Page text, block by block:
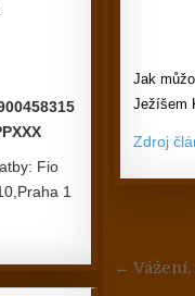
Jak
Ježíšem
Zdroj
←
Fio
1